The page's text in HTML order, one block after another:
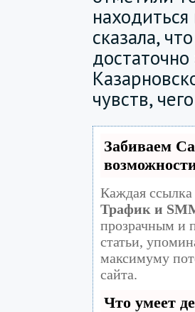
сказала,
чувств,
Забиваем
Каждая
Трафик и
прозрачным и
статьи,
максимуму
сайта.
Что умеет